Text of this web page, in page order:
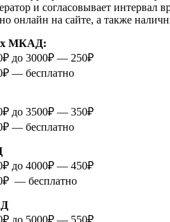
и согласовывает интервал
онлайн на сайте, а также
МКАД:
до 3000₽ — 250₽
— бесплатно
до 3500₽ — 350₽
— бесплатно
до 4000₽ — 450₽
— бесплатно
до 5000₽ — 550₽